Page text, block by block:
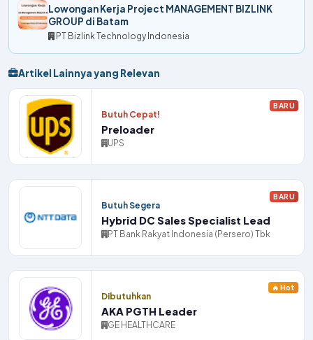
Lowongan Kerja Project MANAGEMENT BIZLINK
GROUP di Batam
PT Bizlink Technology Indonesia
Artikel Lainnya yang Relevan
Butuh Cepat!
Preloader
UPS
BARU
Butuh Segera
Hybrid DC Sales Specialist Lead
PT Bank Rakyat Indonesia (Persero) Tbk
BARU
Dibutuhkan
AKA PGTH Leader
GE HEALTHCARE
🔥 Hot